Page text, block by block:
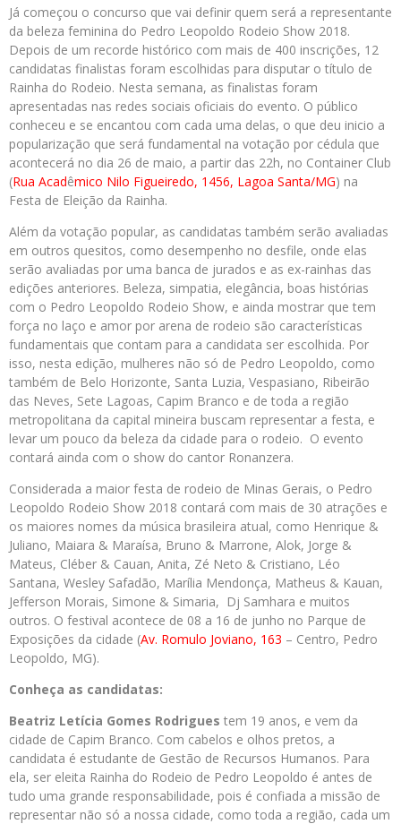
Já começou o concurso que vai definir quem será a representante
da beleza feminina do Pedro Leopoldo Rodeio Show 2018.
Depois de um recorde histórico com mais de 400 inscrições, 12
candidatas finalistas foram escolhidas para disputar o título de
Rainha do Rodeio. Nesta semana, as finalistas foram
apresentadas nas redes sociais oficiais do evento. O público
conheceu e se encantou com cada uma delas, o que deu inicio a
popularização que será fundamental na votação por cédula que
acontecerá no dia 26 de maio, a partir das 22h, no Container Club
(Rua Acadêmico Nilo Figueiredo, 1456, Lagoa Santa/MG) na
Festa de Eleição da Rainha.
Além da votação popular, as candidatas também serão avaliadas
em outros quesitos, como desempenho no desfile, onde elas
serão avaliadas por uma banca de jurados e as ex-rainhas das
edições anteriores. Beleza, simpatia, elegância, boas histórias
com o Pedro Leopoldo Rodeio Show, e ainda mostrar que tem
força no laço e amor por arena de rodeio são características
fundamentais que contam para a candidata ser escolhida. Por
isso, nesta edição, mulheres não só de Pedro Leopoldo, como
também de Belo Horizonte, Santa Luzia, Vespasiano, Ribeirão
das Neves, Sete Lagoas, Capim Branco e de toda a região
metropolitana da capital mineira buscam representar a festa, e
levar um pouco da beleza da cidade para o rodeio. O evento
contará ainda com o show do cantor Ronanzera.
Considerada a maior festa de rodeio de Minas Gerais, o Pedro
Leopoldo Rodeio Show 2018 contará com mais de 30 atrações e
os maiores nomes da música brasileira atual, como Henrique &
Juliano, Maiara & Maraísa, Bruno & Marrone, Alok, Jorge &
Mateus, Cléber & Cauan, Anita, Zé Neto & Cristiano, Léo
Santana, Wesley Safadão, Marília Mendonça, Matheus & Kauan,
Jefferson Morais, Simone & Simaria, Dj Samhara e muitos
outros. O festival acontece de 08 a 16 de junho no Parque de
Exposições da cidade (Av. Romulo Joviano, 163 – Centro, Pedro
Leopoldo, MG).
Conheça as candidatas:
Beatriz Letícia Gomes Rodrigues tem 19 anos, e vem da
cidade de Capim Branco. Com cabelos e olhos pretos, a
candidata é estudante de Gestão de Recursos Humanos. Para
ela, ser eleita Rainha do Rodeio de Pedro Leopoldo é antes de
tudo uma grande responsabilidade, pois é confiada a missão de
representar não só a nossa cidade, como toda a região, cada um